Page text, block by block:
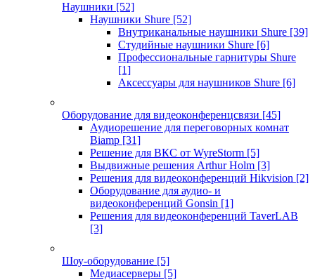
Наушники [52]
Наушники Shure [52]
Внутриканальные наушники Shure [39]
Студийные наушники Shure [6]
Профессиональные гарнитуры Shure
[1]
Аксессуары для наушников Shure [6]
Оборудование для видеоконференцсвязи [45]
Аудиорешение для переговорных комнат
Biamp [31]
Решение для ВКС от WyreStorm [5]
Выдвижные решения Arthur Holm [3]
Решения для видеоконференций Hikvision [2]
Оборудование для аудио- и
видеоконференций Gonsin [1]
Решения для видеоконференций TaverLAB
[3]
Шоу-оборудование [5]
Медиасерверы [5]